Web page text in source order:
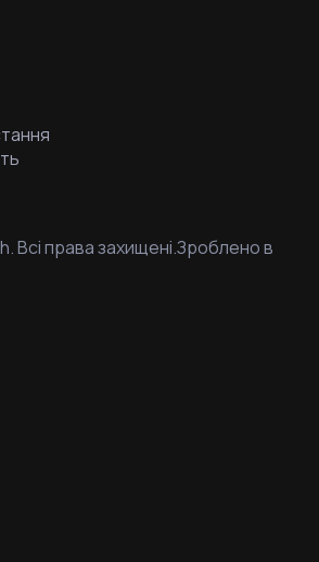
Всі права захищені.Зроблено в